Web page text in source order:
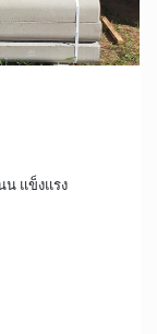
แข็งแรง